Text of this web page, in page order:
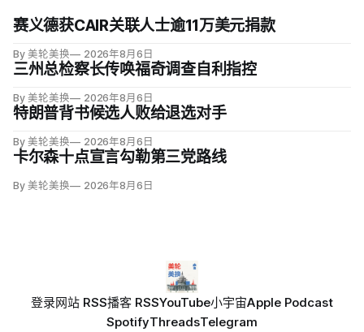
赛义德获CAIR关联人士逾11万美元捐款
By 美轮美换 2026年8月6日
三州总检察长传唤福奇调查自利指控
By 美轮美换 2026年8月6日
特朗普背书候选人败给退选对手
By 美轮美换 2026年8月6日
卡尔森十点宣言勾勒第三党路线
By 美轮美换 2026年8月6日
登录网站 RSS播客 RSSYouTube小宇宙Apple Podcast
SpotifyThreadsTelegram